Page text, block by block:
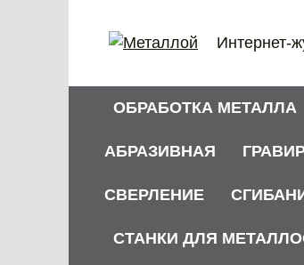
Интернет-
ОБРАБОТКА МЕТАЛЛА
АБРАЗИВНАЯ
СВЕРЛЕНИЕ
СТАНКИ ДЛЯ